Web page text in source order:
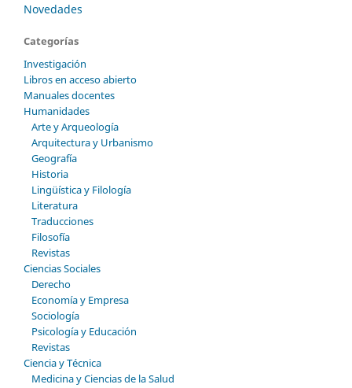
Novedades
Categorías
Investigación
Libros en acceso abierto
Manuales docentes
Humanidades
Arte y Arqueología
Arquitectura y Urbanismo
Geografía
Historia
Lingüística y Filología
Literatura
Traducciones
Filosofía
Revistas
Ciencias Sociales
Derecho
Economía y Empresa
Sociología
Psicología y Educación
Revistas
Ciencia y Técnica
Medicina y Ciencias de la Salud